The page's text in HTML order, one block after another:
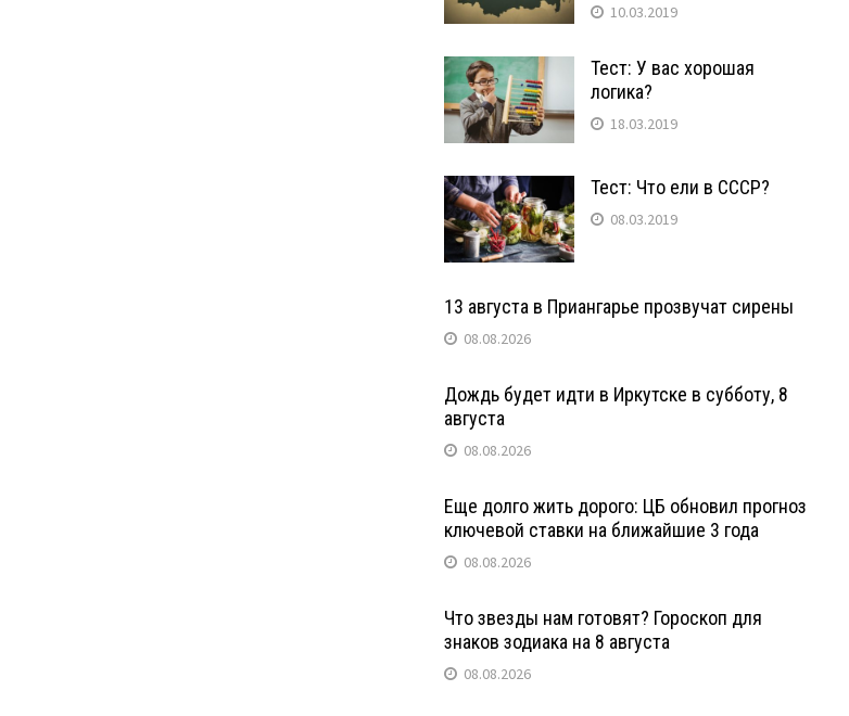
10.03.2019
Тест: У вас хорошая
логика?
18.03.2019
Тест: Что ели в СССР?
08.03.2019
13 августа в Приангарье прозвучат сирены
08.08.2026
Дождь будет идти в Иркутске в субботу, 8
августа
08.08.2026
Еще долго жить дорого: ЦБ обновил прогноз
ключевой ставки на ближайшие 3 года
08.08.2026
Что звезды нам готовят? Гороскоп для
знаков зодиака на 8 августа
08.08.2026